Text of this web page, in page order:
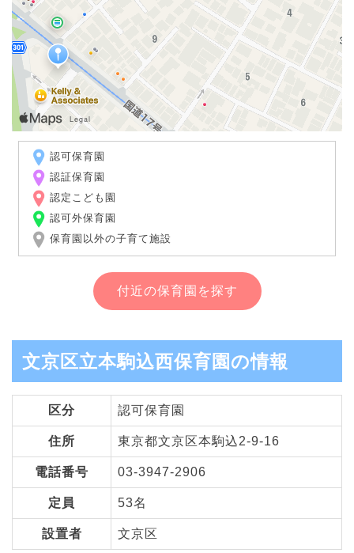
認可保育園
認証保育園
認定こども園
認可外保育園
保育園以外の子育て施設
付近の保育園を探す
文京区立本駒込西保育園の情報
区分 認可保育園
住所 東京都文京区本駒込2-9-16
電話番号 03-3947-2906
定員 53名
設置者 文京区